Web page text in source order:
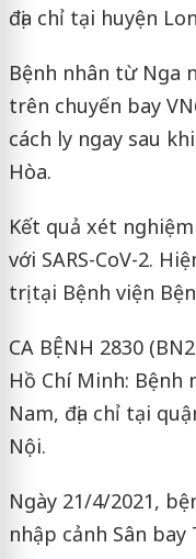
địa chỉ tại huyện
Bệnh nhân từ Nga
trên chuyến bay
cách ly ngay sau
Hòa.
Kết quả xét
với SARS-CoV-2.
trị tại Bệnh viện
CA BỆNH 2830
Hồ Chí Minh: Bệnh
Nam, địa chỉ tại
Nội.
Ngày 21/4/2021,
nhập cảnh Sân